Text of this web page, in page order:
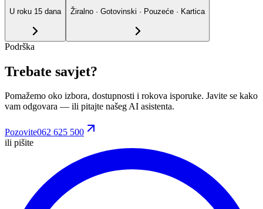
U roku 15 dana
Žiralno · Gotovinski · Pouzeće · Kartica
Podrška
Trebate savjet?
Pomažemo oko izbora, dostupnosti i rokova isporuke. Javite se kako
vam odgovara — ili pitajte našeg AI asistenta.
Pozovite062 625 500
ili pišite